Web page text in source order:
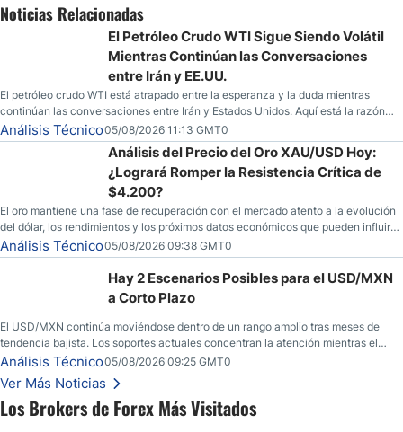
Los Brokers de Forex Más Visitados
Noticias Relacionadas
El Petróleo Crudo WTI Sigue Siendo Volátil
Mientras Continúan las Conversaciones
entre Irán y EE.UU.
El petróleo crudo WTI está atrapado entre la esperanza y la duda mientras
continúan las conversaciones entre Irán y Estados Unidos. Aquí está la razón
por la que los traders pueden querer pensarlo dos veces antes de tomar partido
en este momento.
Análisis Técnico05/08/2026 11:13 GMT0
Análisis del Precio del Oro XAU/USD Hoy:
¿Logrará Romper la Resistencia Crítica de
$4.200?
El oro mantiene una fase de recuperación con el mercado atento a la evolución
del dólar, los rendimientos y los próximos datos económicos que pueden influir
en su dirección.
Análisis Técnico05/08/2026 09:38 GMT0
Hay 2 Escenarios Posibles para el USD/MXN
a Corto Plazo
El USD/MXN continúa moviéndose dentro de un rango amplio tras meses de
tendencia bajista. Los soportes actuales concentran la atención mientras el
mercado busca nuevas referencias.
Análisis Técnico05/08/2026 09:25 GMT0
Ver Más Noticias